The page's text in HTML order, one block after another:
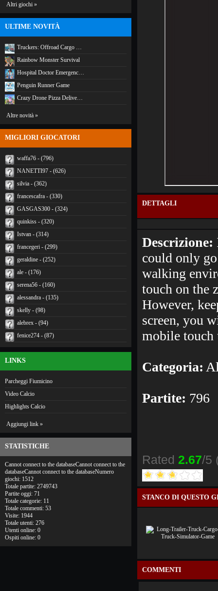
Altri giochi »
ULTIME NOVITÀ
Truckers: Offroad Cargo …
Rainbow Monster Survival
Hospital Doctor Emergenc…
Penguin Runner Game
Crazy Drone Pizza Delive…
Altre novità »
MIGLIORI GIOCATORI
waffa76 - (796)
NANETTI97 - (626)
silvia - (362)
francescafra - (330)
GASGAS300 - (324)
quinkiss - (320)
Istvan - (314)
francegeri - (299)
geraldine - (252)
ale - (176)
serena56 - (160)
alessandra - (135)
skelly - (98)
alebrex - (94)
fenice274 - (87)
LINKS
Parcheggi Fiumicino
Video Calcio
Highlights Calcio
Aggiungi link »
STATISTICHE
Cannot connect to the databaseCannot connect to the
databaseCannot connect to the databaseNumero
giochi: 1512
Totale partite: 2749743
Partite oggi: 71
Totale categorie: 11
Totale commenti: 53
Visite: 1944
Totale utenti: 276
Utenti online: 0
Ospiti online: 0
DETTAGLI
Descrizione:
could only
walking
touch on the
However,
screen, you
mobile touch
Categoria:
Partite: 796
Rated 2.67/5
STANCO DI QUESTO
COMMENTI